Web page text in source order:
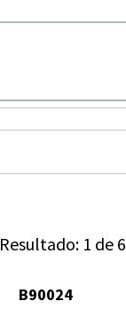
Resultado: 1 de 6
B90024